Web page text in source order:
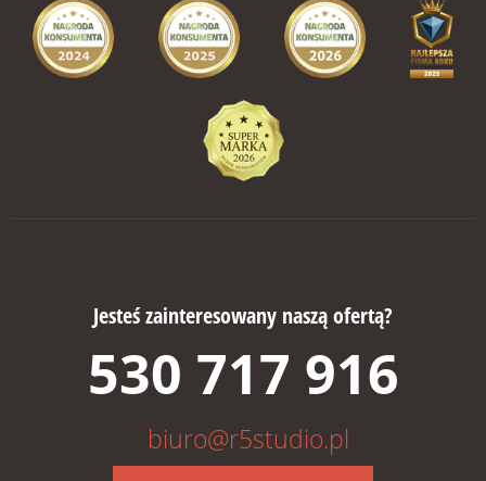
Jesteś zainteresowany naszą ofertą?
530 717 916
biuro@r5studio.pl